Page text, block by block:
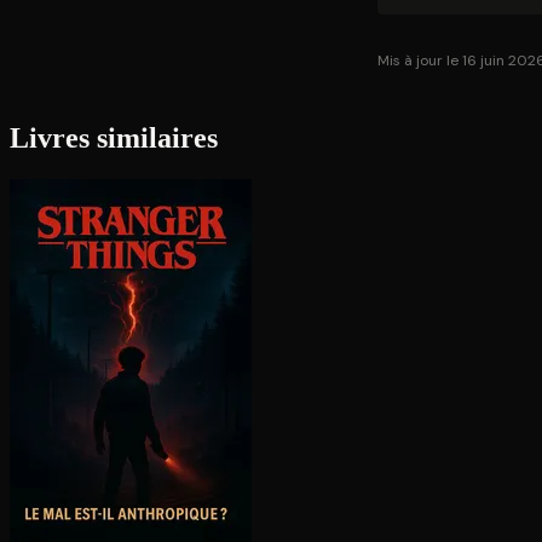
Mis à jour le 16 juin
Livres similaires